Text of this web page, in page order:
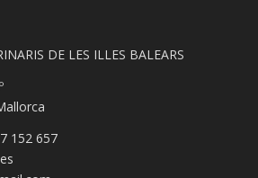
DE LES ILLES BALEARS
152 657